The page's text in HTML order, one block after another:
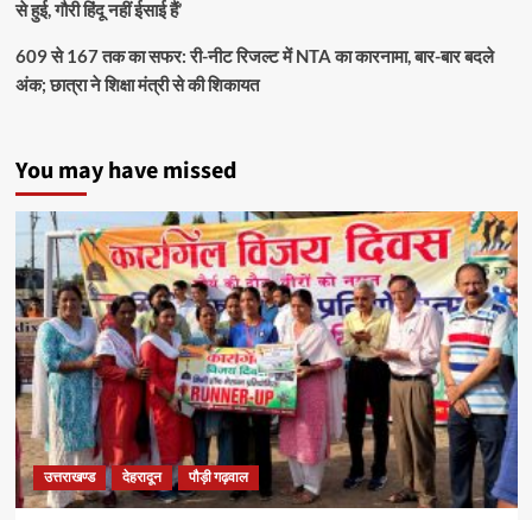
से हुई, गौरी हिंदू नहीं ईसाई हैं’
609 से 167 तक का सफर: री-नीट रिजल्ट में NTA का कारनामा, बार-बार बदले
अंक; छात्रा ने शिक्षा मंत्री से की शिकायत
You may have missed
उत्तराखण्ड देहरादून पौड़ी गढ़वाल